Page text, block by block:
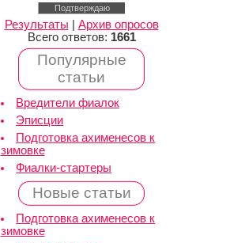
Результаты
Архив опросов
Всего ответов: 1661
Популярные
статьи
Вредители фиалок
Эписции
Подготовка ахименесов к
зимовке
Фиалки-стартеры
Новые статьи
Подготовка ахименесов к
зимовке